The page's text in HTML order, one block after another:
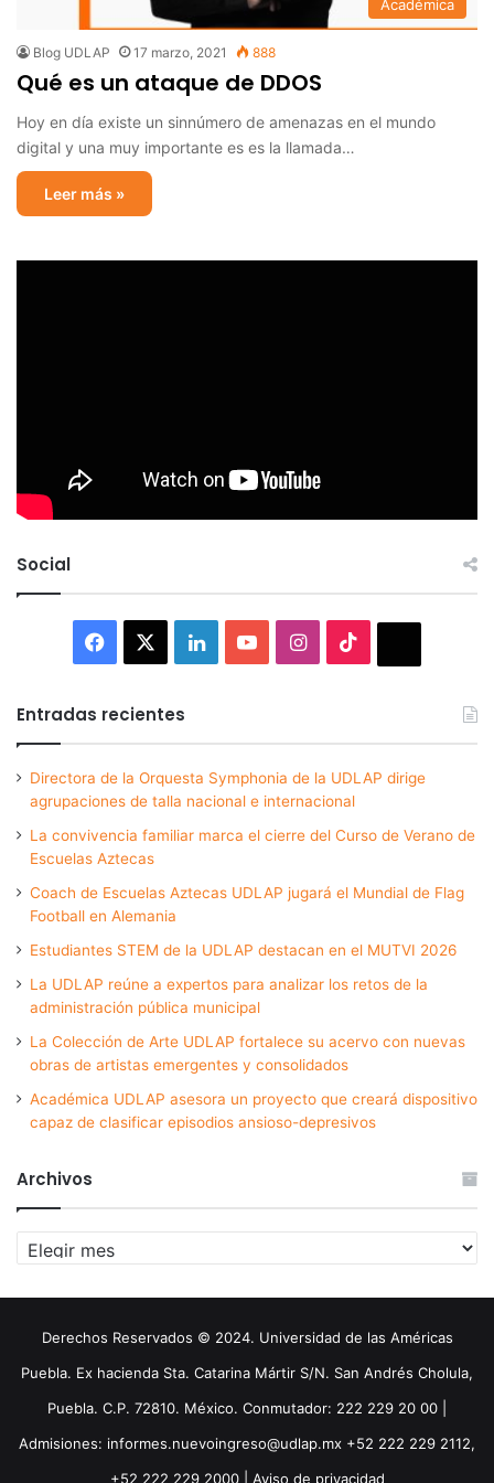
Académica
Blog UDLAP 17 marzo, 2021 888
Qué es un ataque de DDOS
Hoy en día existe un sinnúmero de amenazas en el mundo
digital y una muy importante es es la llamada…
Leer más »
Social
Facebook LinkedInYouTubeInstagram
Entradas recientes
Directora de la Orquesta Symphonia de la UDLAP dirige
agrupaciones de talla nacional e internacional
La convivencia familiar marca el cierre del Curso de Verano de
Escuelas Aztecas
Coach de Escuelas Aztecas UDLAP jugará el Mundial de Flag
Football en Alemania
Estudiantes STEM de la UDLAP destacan en el MUTVI 2026
La UDLAP reúne a expertos para analizar los retos de la
administración pública municipal
La Colección de Arte UDLAP fortalece su acervo con nuevas
obras de artistas emergentes y consolidados
Académica UDLAP asesora un proyecto que creará dispositivo
capaz de clasificar episodios ansioso-depresivos
Archivos
Archivos
Derechos Reservados © 2024. Universidad de las Américas
Puebla. Ex hacienda Sta. Catarina Mártir S/N. San Andrés Cholula,
Puebla. C.P. 72810. México. Conmutador: 222 229 20 00 |
Admisiones: informes.nuevoingreso@udlap.mx +52 222 229 2112,
+52 222 229 2000 | Aviso de privacidad